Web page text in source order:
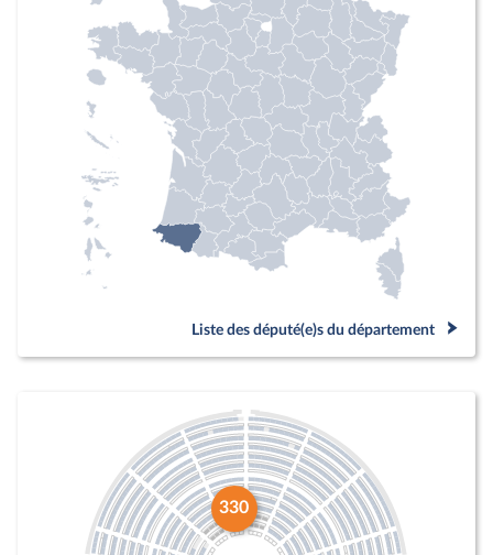
Liste des député(e)s du département
330